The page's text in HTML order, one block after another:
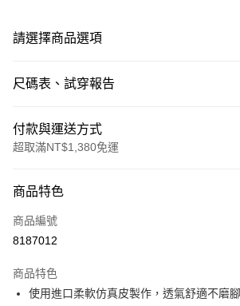
請選擇商品選項
尺碼表、試穿報告
付款與運送方式
超取滿NT$1,380免運
信用卡一次付款
信用卡分期付款
合作金庫商業銀行
華南商業銀行
彰化商業銀
超商取貨付款
商品特色
商品編號
8187012
商品特色
使用進口柔軟仿真皮製作，透氣舒適不磨腳